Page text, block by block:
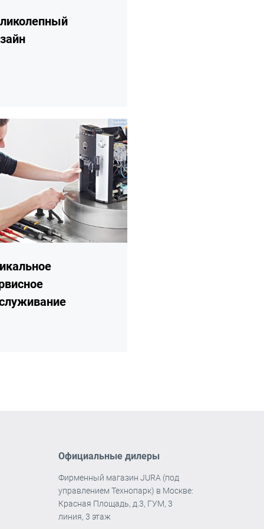
Официальные дилеры
Фирменный магазин JURA (под
управлением Технопарк) в Москве:
Красная Площадь, д.3, ГУМ, 3
линия, 3 этаж